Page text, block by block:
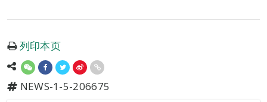
列印本页
NEWS-1-5-206675